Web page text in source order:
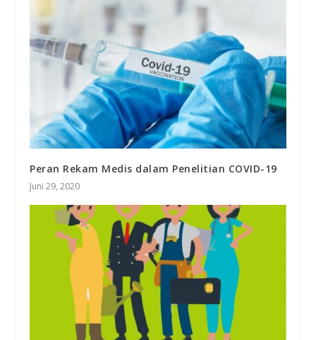
Peran Rekam Medis dalam Penelitian COVID-19
Juni 29, 2020